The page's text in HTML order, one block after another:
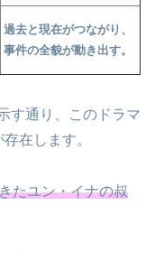
過去と現在がつながり、
事件の全貌が動き出す。
す通り、このドラマ
存在します。
たユン・イナの叔